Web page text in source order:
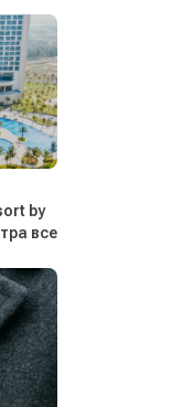
by
все